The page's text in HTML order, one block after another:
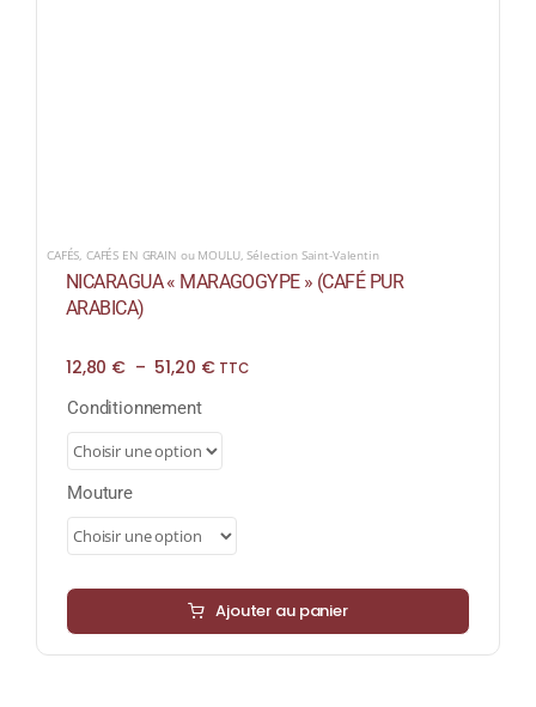
CAFÉS, CAFÉS EN GRAIN ou MOULU,Sélection Saint-Valentin
NICARAGUA « MARAGOGYPE » (CAFÉ PUR
ARABICA)
12,80 € – 51,20 €Plage
à
51,20 €
TTC
Conditionnement
Mouture
Ajouter au panier